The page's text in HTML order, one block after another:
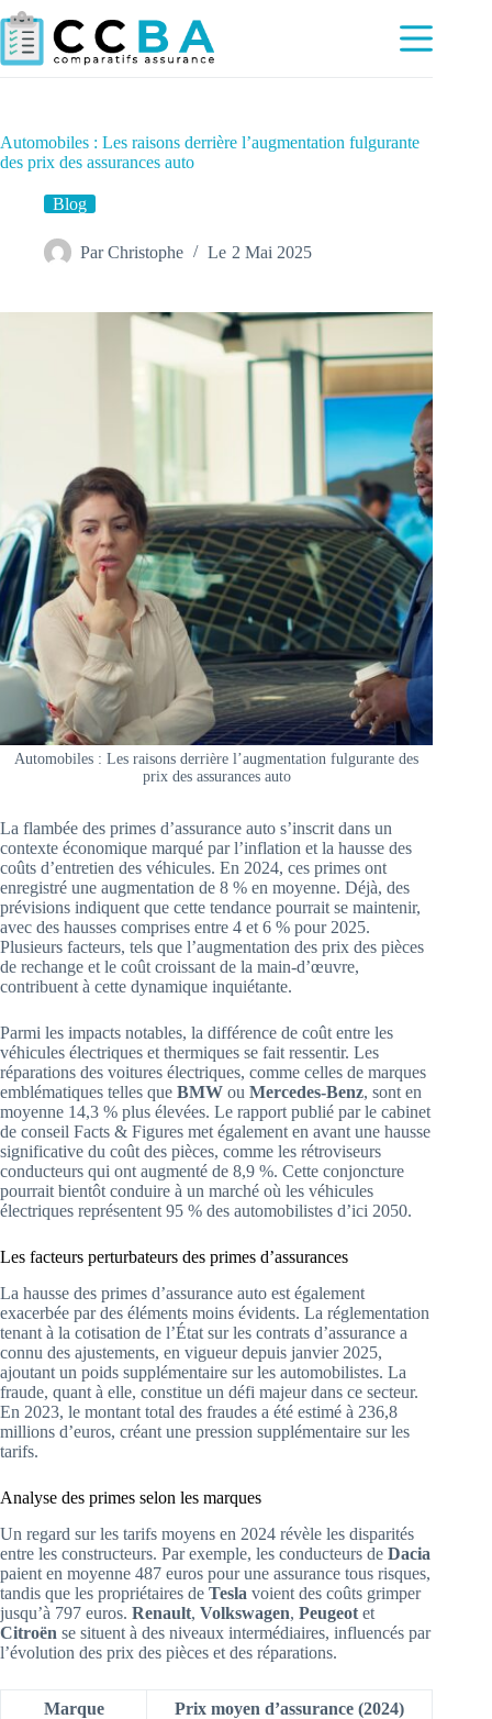
Passer
au
contenu
Automobiles : Les raisons derrière l’augmentation fulgurante
des prix des assurances auto
Blog
Par Christophe Le 2 Mai 2025
Automobiles : Les raisons derrière l’augmentation fulgurante des
prix des assurances auto
La flambée des primes d’assurance auto s’inscrit dans un
contexte économique marqué par l’inflation et la hausse des
coûts d’entretien des véhicules. En 2024, ces primes ont
enregistré une augmentation de 8 % en moyenne. Déjà, des
prévisions indiquent que cette tendance pourrait se maintenir,
avec des hausses comprises entre 4 et 6 % pour 2025.
Plusieurs facteurs, tels que l’augmentation des prix des pièces
de rechange et le coût croissant de la main-d’œuvre,
contribuent à cette dynamique inquiétante.
Parmi les impacts notables, la différence de coût entre les
véhicules électriques et thermiques se fait ressentir. Les
réparations des voitures électriques, comme celles de marques
emblématiques telles que BMW ou Mercedes-Benz, sont en
moyenne 14,3 % plus élevées. Le rapport publié par le cabinet
de conseil Facts & Figures met également en avant une hausse
significative du coût des pièces, comme les rétroviseurs
conducteurs qui ont augmenté de 8,9 %. Cette conjoncture
pourrait bientôt conduire à un marché où les véhicules
électriques représentent 95 % des automobilistes d’ici 2050.
Les facteurs perturbateurs des primes d’assurances
La hausse des primes d’assurance auto est également
exacerbée par des éléments moins évidents. La réglementation
tenant à la cotisation de l’État sur les contrats d’assurance a
connu des ajustements, en vigueur depuis janvier 2025,
ajoutant un poids supplémentaire sur les automobilistes. La
fraude, quant à elle, constitue un défi majeur dans ce secteur.
En 2023, le montant total des fraudes a été estimé à 236,8
millions d’euros, créant une pression supplémentaire sur les
tarifs.
Analyse des primes selon les marques
Un regard sur les tarifs moyens en 2024 révèle les disparités
entre les constructeurs. Par exemple, les conducteurs de Dacia
paient en moyenne 487 euros pour une assurance tous risques,
tandis que les propriétaires de Tesla voient des coûts grimper
jusqu’à 797 euros. Renault, Volkswagen, Peugeot et
Citroën se situent à des niveaux intermédiaires, influencés par
l’évolution des prix des pièces et des réparations.
Marque Prix moyen d’assurance (2024)